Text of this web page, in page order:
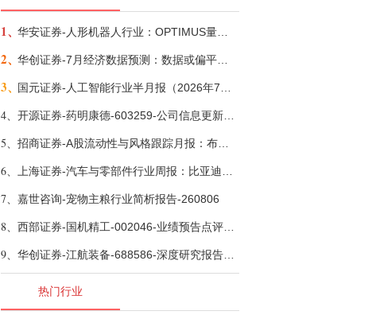
1、
2、
3、
4、
5、
6、
7、 嘉世咨询-宠物主粮行业简析报告-260806
8、
9、
热门行业